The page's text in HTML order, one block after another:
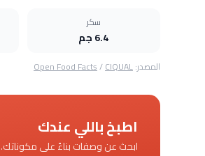
سكر
6.4 جم
المصدر: Open Food Facts/CIQUAL
اطبخ باللي عندك
ابحث عن وصفات بناءً على مكوناتك.